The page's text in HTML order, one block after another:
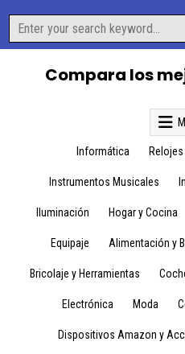
content
Search
for:
Compara los
Informática Relojes
Instrumentos Musicales
Iluminación Hogar y Cocina
Equipaje Alimentación y
Bricolaje y Herramientas
Electrónica Moda
Dispositivos Amazon y